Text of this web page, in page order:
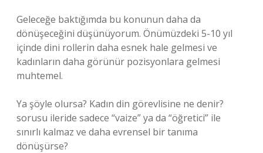
Geleceğe baktığımda bu konunun daha da
dönüşeceğini düşünüyorum. Önümüzdeki 5-10 yıl
içinde dini rollerin daha esnek hale gelmesi ve
kadınların daha görünür pozisyonlara gelmesi
muhtemel.
Ya şöyle olursa? Kadın din görevlisine ne denir?
sorusu ileride sadece “vaize” ya da “öğretici” ile
sınırlı kalmaz ve daha evrensel bir tanıma
dönüşürse?